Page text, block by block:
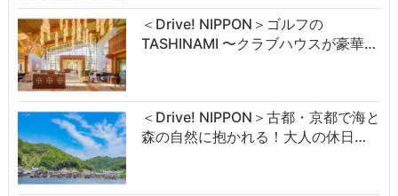
＜Drive! NIPPON＞ゴルフの
TASHINAMI 〜クラブハウスが豪華…
＜Drive! NIPPON＞古都・京都で海と
森の自然に抱かれる！大人の休日…